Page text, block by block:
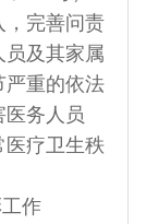
，完善问责
员及其家属
严重的依法
务人员
医疗卫生秩
作